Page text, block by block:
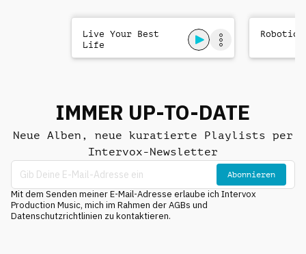
Live Your Best
Life
Robotic
IMMER UP-TO-DATE
Neue Alben, neue kuratierte Playlists per
Intervox-Newsletter
Abonnieren
Mit dem Senden meiner E-Mail-Adresse erlaube ich Intervox
Production Music, mich im Rahmen der AGBs und
Datenschutzrichtlinien zu kontaktieren.